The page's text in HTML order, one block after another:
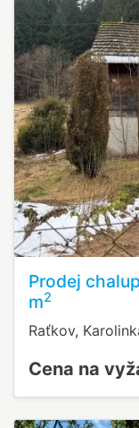
Prodej
m2
Raťkov,
Cena na